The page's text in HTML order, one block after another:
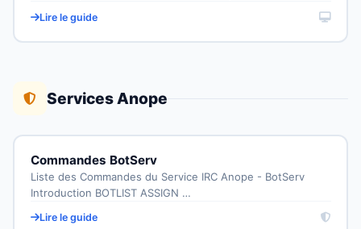
Lire le guide
Services Anope
Commandes BotServ
Liste des Commandes du Service IRC Anope - BotServ
Introduction BOTLIST ASSIGN …
Lire le guide